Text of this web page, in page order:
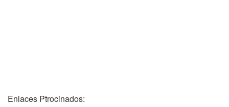
Enlaces Ptrocinados: